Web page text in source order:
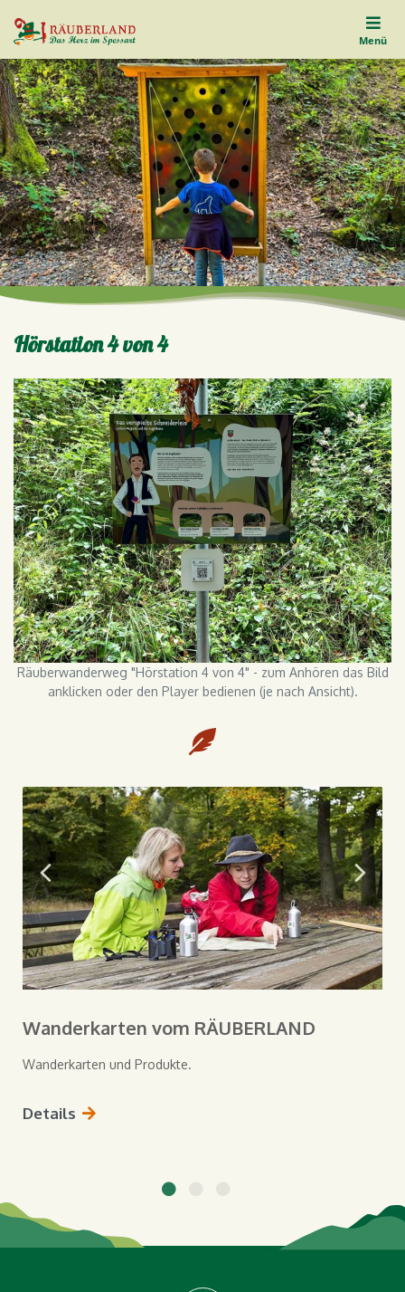
Menü
Hörstation 4 von 4
Räuberwanderweg "Hörstation 4 von 4" - zum Anhören das Bild
anklicken oder den Player bedienen (je nach Ansicht).
Wanderkarten vom RÄUBERLAND
Wanderkarten und Produkte.
Details